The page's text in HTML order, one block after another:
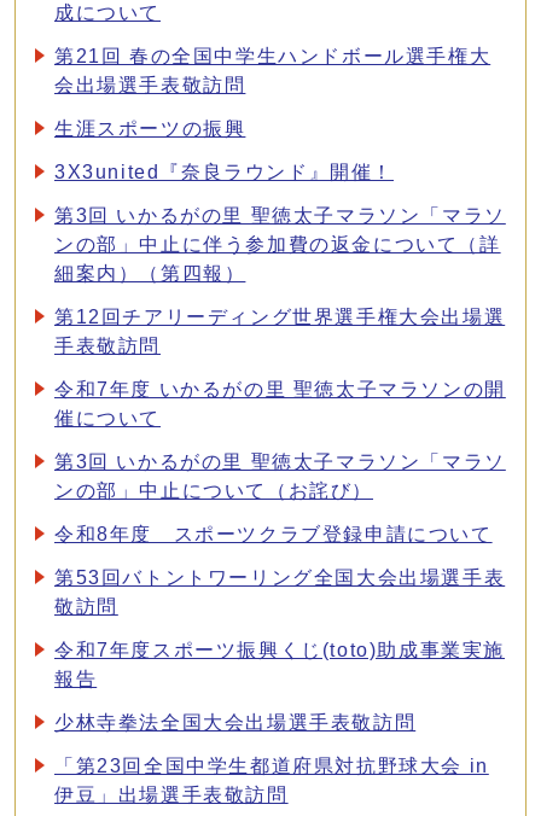
成について
第21回 春の全国中学生ハンドボール選手権大
会出場選手表敬訪問
生涯スポーツの振興
3X3united『奈良ラウンド』開催！
第3回 いかるがの里 聖徳太子マラソン「マラソ
ンの部」中止に伴う参加費の返金について（詳
細案内）（第四報）
第12回チアリーディング世界選手権大会出場選
手表敬訪問
令和7年度 いかるがの里 聖徳太子マラソンの開
催について
第3回 いかるがの里 聖徳太子マラソン「マラソ
ンの部」中止について（お詫び）
令和8年度 スポーツクラブ登録申請について
第53回バトントワーリング全国大会出場選手表
敬訪問
令和7年度スポーツ振興くじ(toto)助成事業実施
報告
少林寺拳法全国大会出場選手表敬訪問
「第23回全国中学生都道府県対抗野球大会 in
伊豆」出場選手表敬訪問